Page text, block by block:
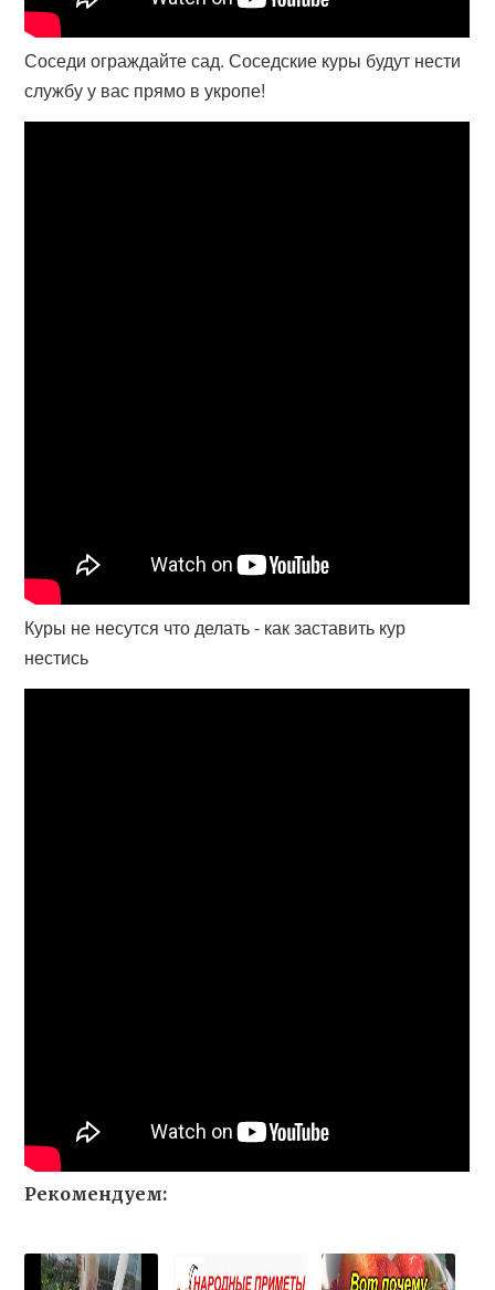
Соседи ограждайте сад. Соседские куры будут нести
службу у вас прямо в укропе!
Куры не несутся что делать - как заставить кур
нестись
Рекомендуем: